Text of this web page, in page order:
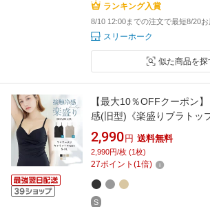
ランキング入賞
8/10 12:00までの注文で最短8/20お
スリーホーク
似た商品を探
【最大10％OFFクーポン
感(旧型)《楽盛りブラトッ
ラトップ ブラキャミ キャ
冷感 インナー Vネック Uネ
2,990 円 送料無料
2,990円/枚 (1枚)
27ポイント (1倍)
S